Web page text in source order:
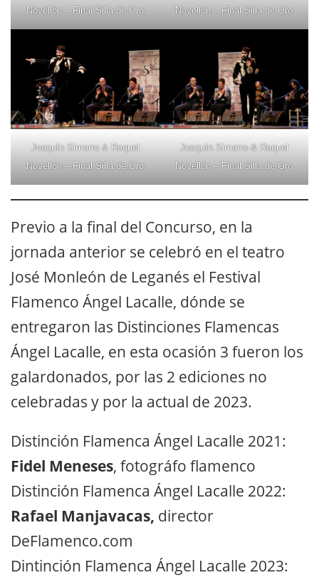
Novellón – Final Silla de Oro
Novellón – Final Silla de Oro
Joaquín Simarro & Raquel
Novellón – Final Silla de Oro
Joaquín Simarro & Raquel
Novellón – Final Silla de Oro
Previo a la final del Concurso, en la
jornada anterior se celebró en el teatro
José Monleón de Leganés el Festival
Flamenco Ángel Lacalle, dónde se
entregaron las Distinciones Flamencas
Ángel Lacalle, en esta ocasión 3 fueron los
galardonados, por las 2 ediciones no
celebradas y por la actual de 2023.
Distinción Flamenca Ángel Lacalle 2021:
Fidel Meneses, fotográfo flamenco
Distinción Flamenca Ángel Lacalle 2022:
Rafael Manjavacas, director
DeFlamenco.com
Dintinción Flamenca Ángel Lacalle 2023: